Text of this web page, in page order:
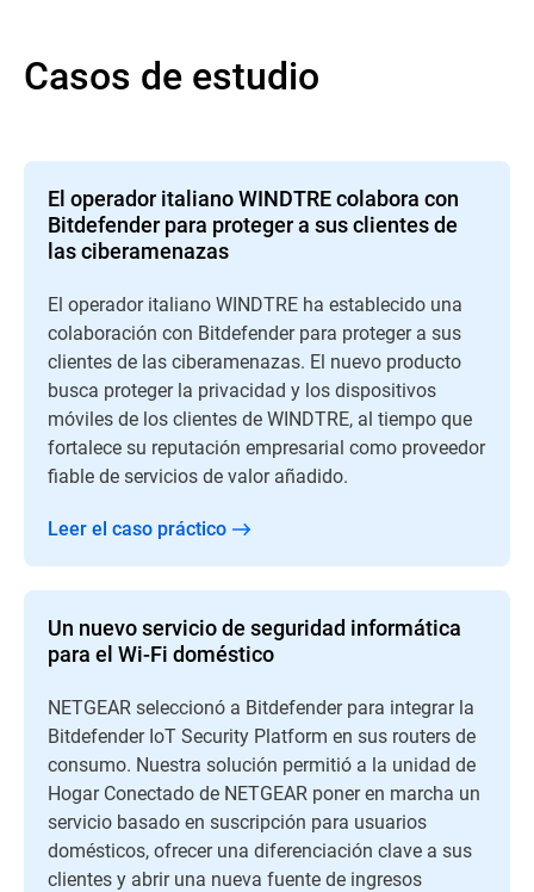
Casos de estudio
El operador italiano WINDTRE colabora con
Bitdefender para proteger a sus clientes de
las ciberamenazas
El operador italiano WINDTRE ha establecido una
colaboración con Bitdefender para proteger a sus
clientes de las ciberamenazas. El nuevo producto
busca proteger la privacidad y los dispositivos
móviles de los clientes de WINDTRE, al tiempo que
fortalece su reputación empresarial como proveedor
fiable de servicios de valor añadido.
Leer el caso práctico
Un nuevo servicio de seguridad informática
para el Wi-Fi doméstico
NETGEAR seleccionó a Bitdefender para integrar la
Bitdefender IoT Security Platform en sus routers de
consumo. Nuestra solución permitió a la unidad de
Hogar Conectado de NETGEAR poner en marcha un
servicio basado en suscripción para usuarios
domésticos, ofrecer una diferenciación clave a sus
clientes y abrir una nueva fuente de ingresos